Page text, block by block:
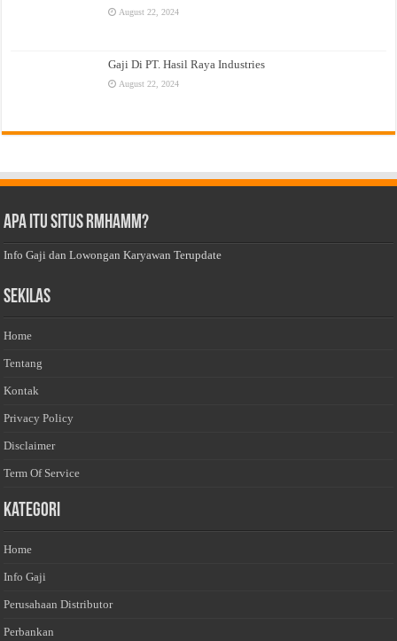
August 22, 2024
Gaji Di PT. Hasil Raya Industries
August 22, 2024
Apa Itu Situs Rmhamm?
Info Gaji dan Lowongan Karyawan Terupdate
Sekilas
Home
Tentang
Kontak
Privacy Policy
Disclaimer
Term Of Service
Kategori
Home
Info Gaji
Perusahaan Distributor
Perbankan